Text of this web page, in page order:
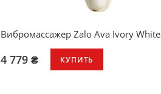
Вибромассажер Zalo Ava Ivory White
4 779 ₴ КУПИТЬ